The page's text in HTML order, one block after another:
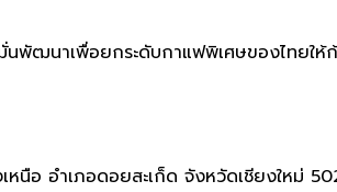
พัฒนาเพื่อยกระดับกาแฟพิเศษของไทยให้
นือ อำเภอดอยสะเก็ด จังหวัดเชียงใหม่